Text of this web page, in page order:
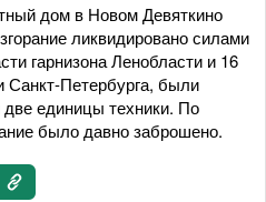
дом в Новом Девяткино
ликвидировано силами
гарнизона Ленобласти и 16
Санкт-Петербурга, были
единицы техники. По
было давно заброшено.